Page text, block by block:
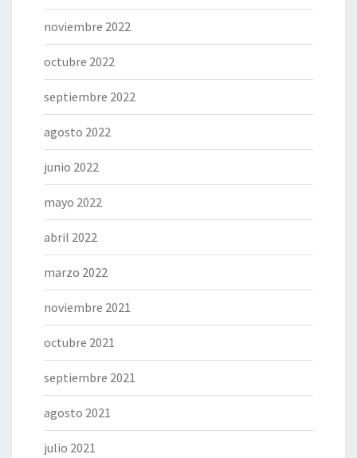
noviembre 2022
octubre 2022
septiembre 2022
agosto 2022
junio 2022
mayo 2022
abril 2022
marzo 2022
noviembre 2021
octubre 2021
septiembre 2021
agosto 2021
julio 2021